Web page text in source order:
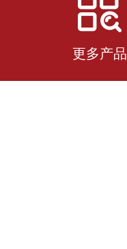
1.5470
更多产品